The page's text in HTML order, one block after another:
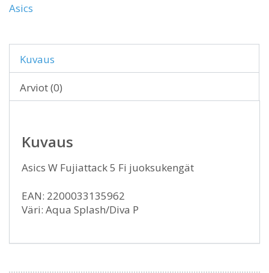
Asics
Kuvaus
Arviot (0)
Kuvaus
Asics W Fujiattack 5 Fi juoksukengät
EAN: 2200033135962
Väri: Aqua Splash/Diva P